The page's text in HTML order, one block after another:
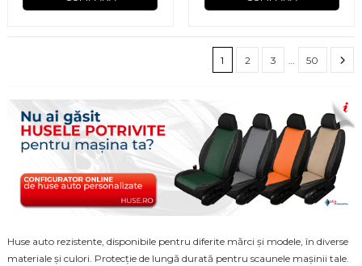
1 2 3 50
Huse auto rezistente, disponibile pentru diferite mărci și modele, în diverse
materiale și culori. Protecție de lungă durată pentru scaunele mașinii tale.